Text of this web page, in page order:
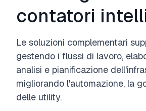
contatori
Le soluzioni complementari
gestendo i flussi di lavoro,
analisi e pianificazione
migliorando l'automazione, la
delle utility.